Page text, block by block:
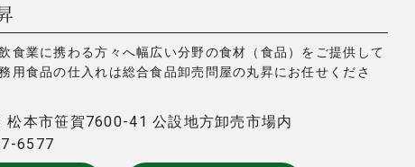
食業に携わる方々へ幅広い分野の食材（食品）をご提供して
用食品の仕入れは総合食品卸売問屋の丸昇にお任せくださ
本市笹賀7600-41 公設地方卸売市場内
6577